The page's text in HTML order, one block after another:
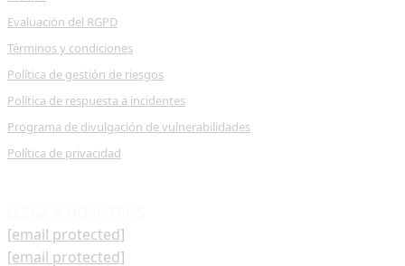
Evaluación del RGPD
Términos y condiciones
Política de gestión de riesgos
Política de respuesta a incidentes
Programa de divulgación de vulnerabilidades
Política de privacidad
[email protected]
[email protected]